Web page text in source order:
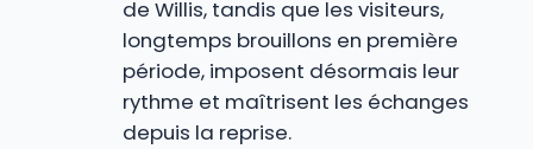
de Willis, tandis que les visiteurs,
longtemps brouillons en première
période, imposent désormais leur
rythme et maîtrisent les échanges
depuis la reprise.